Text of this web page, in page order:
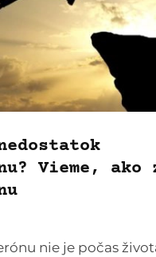
Vieme, ako
nie je počas